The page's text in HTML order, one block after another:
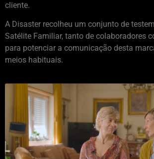
cliente.
A Disaster recolheu um conjunto de
Satélite Familiar, tanto de colaboradores
para potenciar a comunicação desta
meios habituais.